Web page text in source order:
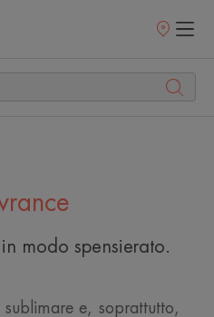
Punti
modo spensierato.
e, soprattutto,